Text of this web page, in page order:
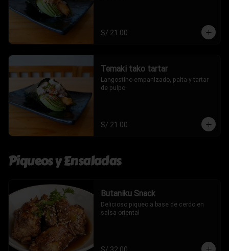
S/ 21.00
Temaki tako tartar
Langostino empanizado, palta y tartar
de pulpo.
S/ 21.00
Piqueos y Ensaladas
Butaniku Snack
Delicioso piqueo a base de cerdo en
salsa oriental